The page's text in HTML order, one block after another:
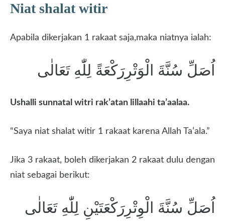
Niat shalat witir
Apabila dikerjakan 1 rakaat saja,maka niatnya ialah:
اُصَلِّ سُنَّةَ الْوَتْرِرَكْعَةً لِلّٰهِ تَعَالٰى
Ushalli sunnatal witri rak’atan lillaahi ta’aalaa.
“Saya niat shalat witir 1 rakaat karena Allah Ta’ala.”
Jika 3 rakaat, boleh dikerjakan 2 rakaat dulu dengan
niat sebagai berikut:
اُصَلِّ سُنَّةَ الْوِتْرِرَكْعَتَيْنِ لِلّٰهِ تَعَالٰى